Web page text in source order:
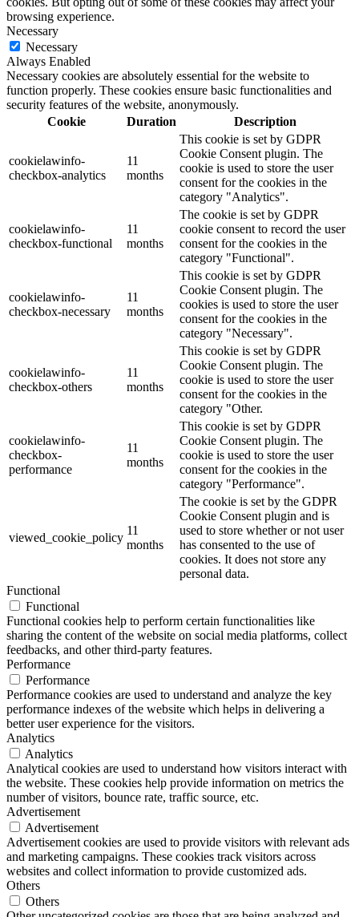
browsing experience.
Necessary
Necessary
Always Enabled
Necessary cookies are absolutely essential for the website to
function properly. These cookies ensure basic functionalities and
security features of the website, anonymously.
Cookie
Duration Description
cookielawinfo-
checkbox-analytics
11
months
This cookie is set by GDPR
Cookie Consent plugin. The
cookie is used to store the user
consent for the cookies in the
category "Analytics".
cookielawinfo-
checkbox-functional
11
months
The cookie is set by GDPR
cookie consent to record the user
consent for the cookies in the
category "Functional".
cookielawinfo-
checkbox-necessary
11
months
This cookie is set by GDPR
Cookie Consent plugin. The
cookies is used to store the user
consent for the cookies in the
category "Necessary".
cookielawinfo-
checkbox-others
11
months
This cookie is set by GDPR
Cookie Consent plugin. The
cookie is used to store the user
consent for the cookies in the
category "Other.
cookielawinfo-
checkbox-
performance
11
months
This cookie is set by GDPR
Cookie Consent plugin. The
cookie is used to store the user
consent for the cookies in the
category "Performance".
viewed_cookie_policy
11
months
The cookie is set by the GDPR
Cookie Consent plugin and is
used to store whether or not user
has consented to the use of
cookies. It does not store any
personal data.
Functional
Functional
Functional cookies help to perform certain functionalities like
sharing the content of the website on social media platforms, collect
feedbacks, and other third-party features.
Performance
Performance
Performance cookies are used to understand and analyze the key
performance indexes of the website which helps in delivering a
better user experience for the visitors.
Analytics
Analytics
Analytical cookies are used to understand how visitors interact with
the website. These cookies help provide information on metrics the
number of visitors, bounce rate, traffic source, etc.
Advertisement
Advertisement
Advertisement cookies are used to provide visitors with relevant ads
and marketing campaigns. These cookies track visitors across
websites and collect information to provide customized ads.
Others
Others